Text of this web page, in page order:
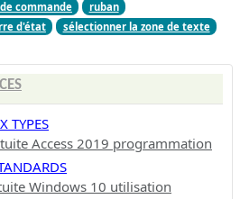
commande
ruban
d'état
sélectionner la zone de texte
TYPES
Access 2019 programmation
Windows 10 utilisation